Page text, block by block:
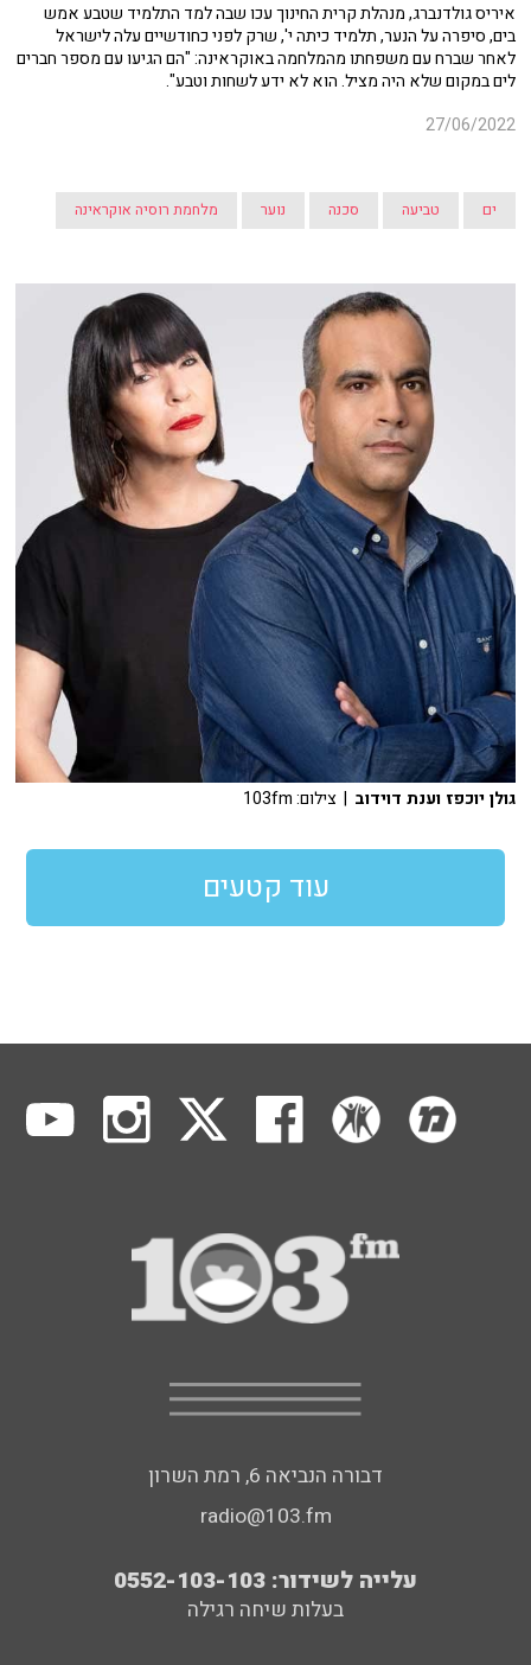
איריס גולדנברג, מנהלת קרית החינוך עכו שבה למד התלמיד שטבע אמש
בים, סיפרה על הנער, תלמיד כיתה י', שרק לפני כחודשיים עלה לישראל
לאחר שברח עם משפחתו מהמלחמה באוקראינה: "הם הגיעו עם מספר חברים
לים במקום שלא היה מציל. הוא לא ידע לשחות וטבע".
27/06/2022
ים טביעה סכנה נוער מלחמת רוסיה אוקראינה
גולן יוכפז וענת דוידוב | צילום: 103fm
עוד קטעים
דבורה הנביאה 6, רמת השרון
radio@103.fm
עלייה לשידור: 0552-103-103
בעלות שיחה רגילה